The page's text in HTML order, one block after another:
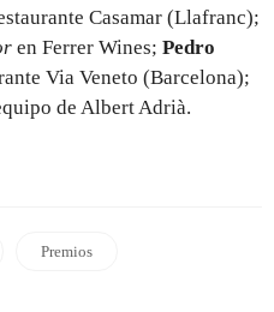
Casamar (Llafranc);
en Ferrer Wines; ⁠ Pedro
Via Veneto (Barcelona);
de Albert Adrià.
Premios